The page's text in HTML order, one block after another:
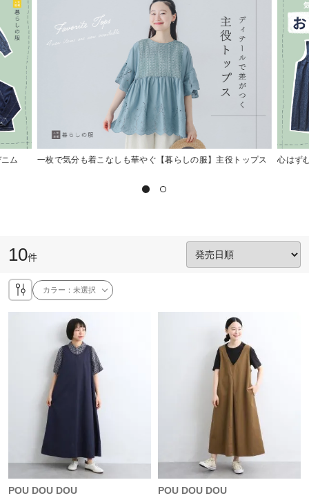
ム 一枚で気分も着こなしも華やぐ【暮らしの服】主役トップス 心はず
10件
カラー：未選択
POU DOU DOU
POU DOU DOU